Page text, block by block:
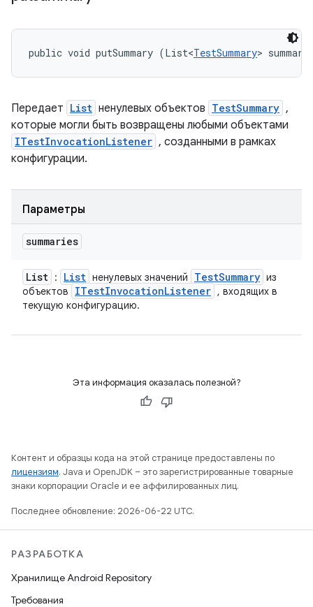
public void putSummary (List<TestSummary>
Передает List ненулевых объектов TestSummary ,
которые могли быть возвращены любыми объектами
ITestInvocationListener , созданными в рамках
конфигурации.
Параметры
summaries
List : List ненулевых значений TestSummary из
объектов
ITestInvocationListener , входящих в
текущую конфигурацию.
Эта информация оказалась полезной?
Контент и образцы кода на этой странице предоставлены по
лицензиям. Java и OpenJDK – это зарегистрированные товарные
знаки корпорации Oracle и ее аффилированных лиц.
Последнее обновление: 2026-06-22 UTC.
РАЗРАБОТКА
Хранилище Android Repository
Требования